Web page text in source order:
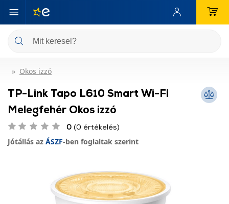
Okos izzó
TP-Link Tapo L610 Smart Wi-Fi
Melegfehér Okos izzó
0 (0 értékelés)
Jótállás az ÁSZF-ben foglaltak szerint